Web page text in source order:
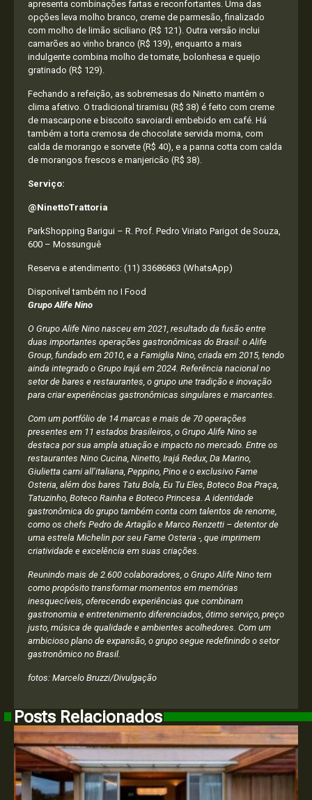
apresenta combinações fartas e reconfortantes. Uma das
opções leva molho branco, creme de parmesão, finalizado
com molho de limão siciliano (R$ 121). Outra versão inclui
camarões ao vinho branco (R$ 139), enquanto a mais
indulgente combina molho de tomate, bolonhesa e queijo
gratinado (R$ 129).
Fechando a refeição, as sobremesas do Ninetto mantêm o
clima afetivo. O tradicional tiramisu (R$ 38) é feito com creme
de mascarpone e biscoito savoiardi embebido em café. Há
também a torta cremosa de chocolate servida morna, com
calda de morango e sorvete (R$ 40), e a panna cotta com calda
de morangos frescos e manjericão (R$ 38).
Serviço:
@NinettoTrattoria
ParkShopping Barigui – R. Prof. Pedro Viriato Parigot de Souza,
600 – Mossunguê
Reserva e atendimento: (11) 33686863 (WhatsApp)
Disponível também no I Food
Grupo Alife Nino
O Grupo Alife Nino nasceu em 2021, resultado da fusão entre
duas importantes operações gastronômicas do Brasil: o Alife
Group, fundado em 2010, e a Famiglia Nino, criada em 2015, tendo
ainda integrado o Grupo Irajá em 2024. Referência nacional no
setor de bares e restaurantes, o grupo une tradição e inovação
para criar experiências gastronômicas singulares e marcantes.
Com um portfólio de 14 marcas e mais de 70 operações
presentes em 11 estados brasileiros, o Grupo Alife Nino se
destaca por sua ampla atuação e impacto no mercado. Entre os
restaurantes Nino Cucina, Ninetto, Irajá Redux, Da Marino,
Giulietta carni all’italiana, Peppino, Pino e o exclusivo Fame
Osteria, além dos bares Tatu Bola, Eu Tu Eles, Boteco Boa Praça,
Tatuzinho, Boteco Rainha e Boteco Princesa. A identidade
gastronômica do grupo também conta com talentos de renome,
como os chefs Pedro de Artagão e Marco Renzetti – detentor de
uma estrela Michelin por seu Fame Osteria -, que imprimem
criatividade e excelência em suas criações.
Reunindo mais de 2.600 colaboradores, o Grupo Alife Nino tem
como propósito transformar momentos em memórias
inesquecíveis, oferecendo experiências que combinam
gastronomia e entretenimento diferenciados, ótimo serviço, preço
justo, música de qualidade e ambientes acolhedores. Com um
ambicioso plano de expansão, o grupo segue redefinindo o setor
gastronômico no Brasil.
fotos: Marcelo Bruzzi/Divulgação
Posts Relacionados